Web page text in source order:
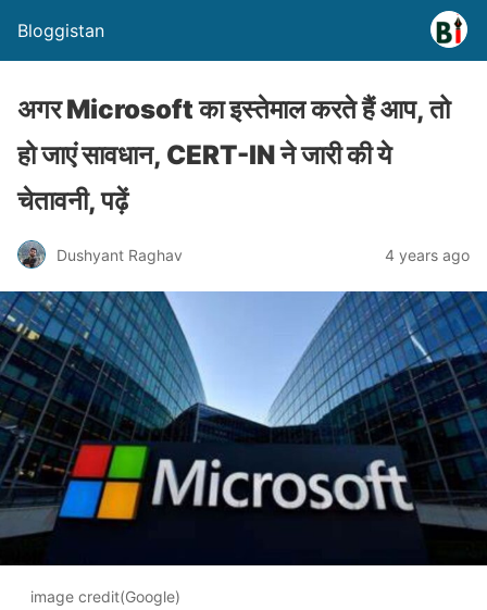
Bloggistan
अगर Microsoft का इस्तेमाल करते हैं आप, तो
हो जाएं सावधान, CERT-IN ने जारी की ये
चेतावनी, पढ़ें
Dushyant Raghav 4 years ago
image credit(Google)